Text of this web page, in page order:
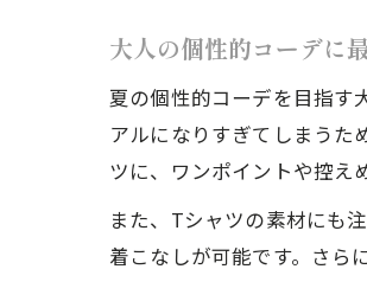
大人の個性的コーデに
夏の個性的コーデを目指す
アルになりすぎてしまうた
ツに、ワンポイントや控え
また、Tシャツの素材にも
着こなしが可能です。さら